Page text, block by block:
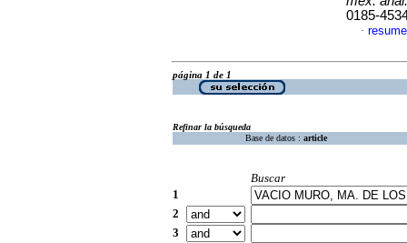
0185-
·
página 1 de 1
Refinar la búsqueda
Base de datos : article
Buscar
1
2
3